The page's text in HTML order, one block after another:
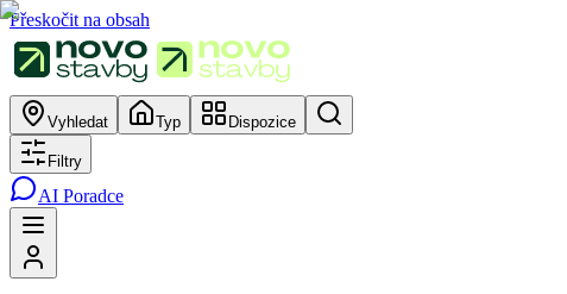
Přeskočit na obsah
Vyhledat Typ Dispozice
Filtry
AI Poradce